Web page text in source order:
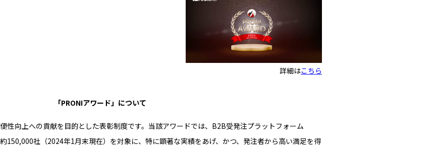
詳細はこちら
「PRONIアワード」について
性向上への貢献を目的とした表彰制度です。当該アワードでは、B2B受発注プラットフォーム
150,000社（2024年1月末現在）を対象に、特に顕著な実績をあげ、かつ、発注者から高い満足を得